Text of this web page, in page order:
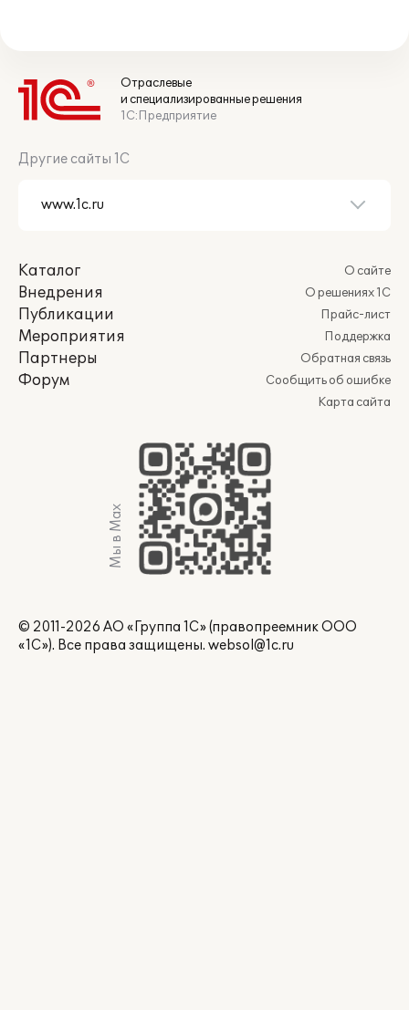
Отраслевые
и специализированные решения
1С:Предприятие
Другие сайты 1С
Каталог
Внедрения
Публикации
Мероприятия
Партнеры
Форум
О сайте
О решениях 1С
Прайс-лист
Поддержка
Обратная связь
Сообщить об ошибке
Карта сайта
Мы в Max
© 2011-2026 АО «Группа 1С» (правопреемник ООО
«1С»). Все права защищены. websol@1c.ru